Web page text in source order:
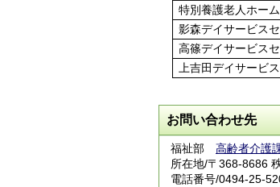
特別養護老人ホー
影森デイサービス
高篠デイサービス
上吉田デイサービ
お問い合わせ先
福祉部 高齢者介護
所在地/〒368-8686
電話番号/0494-25-